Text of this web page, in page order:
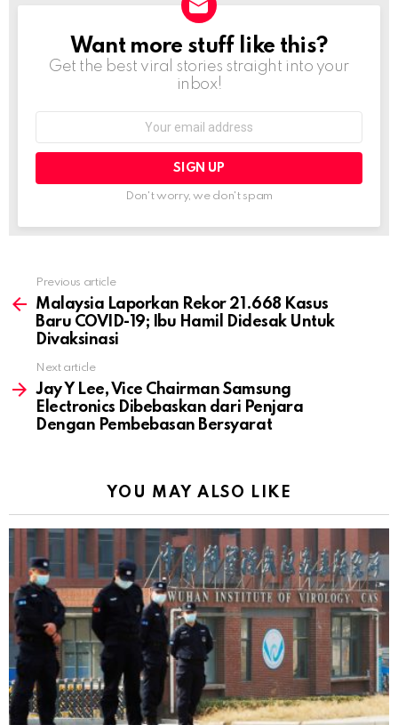
NEWSLETTER
Want more stuff like this?
Get the best viral stories straight into your
inbox!
Don't worry, we don't spam
more
Previous article
Malaysia Laporkan Rekor 21.668 Kasus
Baru COVID-19; Ibu Hamil Didesak Untuk
Divaksinasi
Next article
Jay Y Lee, Vice Chairman Samsung
Electronics Dibebaskan dari Penjara
Dengan Pembebasan Bersyarat
YOU MAY ALSO LIKE